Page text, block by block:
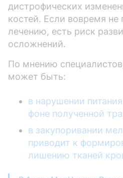
дистрофических
костей. Если вовремя не
лечению, есть риск
осложнений.
По мнению
может быть:
в нарушении
фоне полученной
в закупоривании
приводит к
лишению тканей